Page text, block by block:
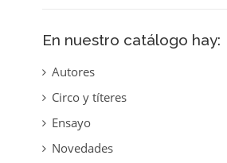
En nuestro catálogo hay:
Autores
Circo y títeres
Ensayo
Novedades